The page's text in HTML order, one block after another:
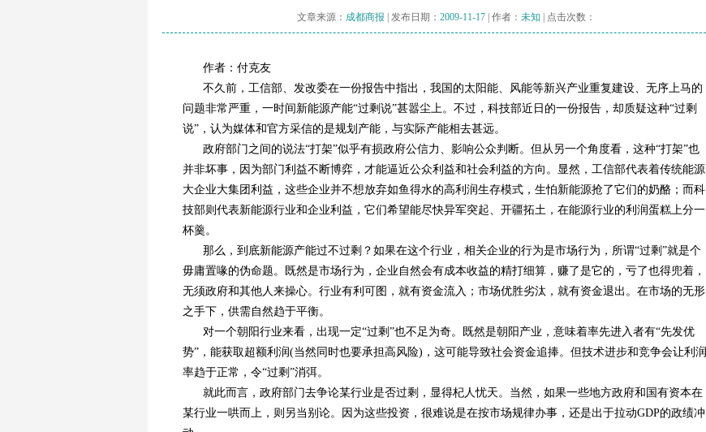
文章来源： 成都商报 | 发布日期： 2009-11-17 | 作者： 未知 | 点击次数：
作者：付克友
不久前，工信部、发改委在一份报告中指出，我国的太阳能、风能等新兴产业重复建设、无序上马的
问题非常严重，一时间新能源产能“过剩说”甚嚣尘上。不过，科技部近日的一份报告，却质疑这种“过剩
说”，认为媒体和官方采信的是规划产能，与实际产能相去甚远。
政府部门之间的说法“打架”似乎有损政府公信力、影响公众判断。但从另一个角度看，这种“打架”也
并非坏事，因为部门利益不断博弈，才能逼近公众利益和社会利益的方向。显然，工信部代表着传统能源
大企业大集团利益，这些企业并不想放弃如鱼得水的高利润生存模式，生怕新能源抢了它们的奶酪；而科
技部则代表新能源行业和企业利益，它们希望能尽快异军突起、开疆拓土，在能源行业的利润蛋糕上分一
杯羹。
那么，到底新能源产能过不过剩？如果在这个行业，相关企业的行为是市场行为，所谓“过剩”就是个
毋庸置喙的伪命题。既然是市场行为，企业自然会有成本收益的精打细算，赚了是它的，亏了也得兜着，
无须政府和其他人来操心。行业有利可图，就有资金流入；市场优胜劣汰，就有资金退出。在市场的无形
之手下，供需自然趋于平衡。
对一个朝阳行业来看，出现一定“过剩”也不足为奇。既然是朝阳产业，意味着率先进入者有“先发优
势”，能获取超额利润(当然同时也要承担高风险)，这可能导致社会资金追捧。但技术进步和竞争会让利润
率趋于正常，令“过剩”消弭。
就此而言，政府部门去争论某行业是否过剩，显得杞人忧天。当然，如果一些地方政府和国有资本在
某行业一哄而上，则另当别论。因为这些投资，很难说是在按市场规律办事，还是出于拉动GDP的政绩冲